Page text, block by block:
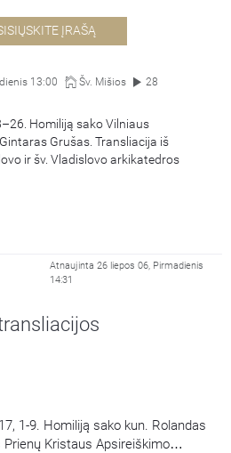
ĮRAŠĄ
13:00 Šv. Mišios 28
Homiliją sako Vilniaus
Grušas. Transliacija iš
ir šv. Vladislovo arkikatedros
Atnaujinta 26 liepos 06, Pirmadienis
14:31
1-9. Homiliją sako kun. Rolandas
Kristaus Apsireiškimo